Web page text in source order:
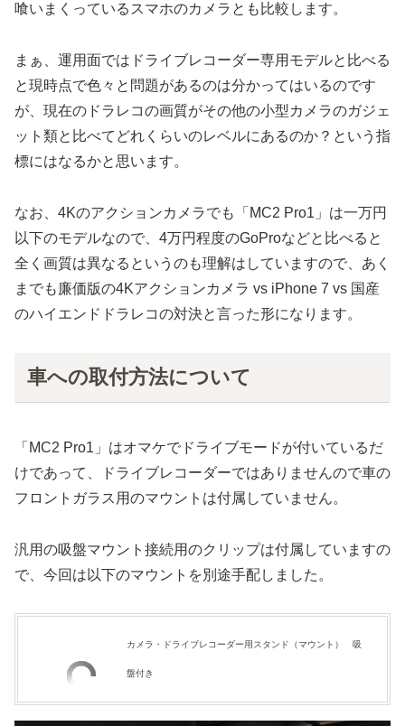
喰いまくっているスマホのカメラとも比較します。
まぁ、運用面ではドライブレコーダー専用モデルと比べる
と現時点で色々と問題があるのは分かってはいるのです
が、現在のドラレコの画質がその他の小型カメラのガジェ
ット類と比べてどれくらいのレベルにあるのか？という指
標にはなるかと思います。
なお、4Kのアクションカメラでも「MC2 Pro1」は一万円
以下のモデルなので、4万円程度のGoProなどと比べると
全く画質は異なるというのも理解はしていますので、あく
までも廉価版の4Kアクションカメラ vs iPhone 7 vs 国産
のハイエンドドラレコの対決と言った形になります。
車への取付方法について
「MC2 Pro1」はオマケでドライブモードが付いているだ
けであって、ドライブレコーダーではありませんので車の
フロントガラス用のマウントは付属していません。
汎用の吸盤マウント接続用のクリップは付属していますの
で、今回は以下のマウントを別途手配しました。
カメラ・ドライブレコーダー用スタンド（マウント） 吸
盤付き